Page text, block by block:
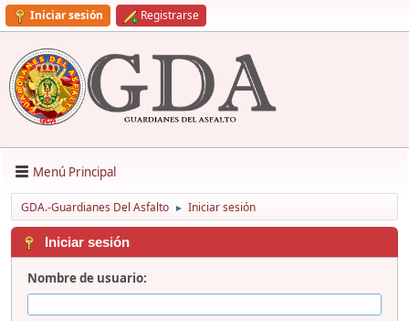
Iniciar sesión Registrarse
Menú Principal
GDA.-Guardianes Del Asfalto ► Iniciar sesión
Iniciar sesión
Nombre de usuario: